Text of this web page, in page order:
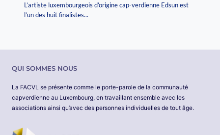
L’artiste luxembourgeois d’origine cap-verdienne Edsun est
l’un des huit finalistes...
QUI SOMMES NOUS
La FACVL se présente comme le porte-parole de la communauté
capverdienne au Luxembourg, en travaillant ensemble avec les
associations ainsi qu’avec des personnes individuelles de tout âge.